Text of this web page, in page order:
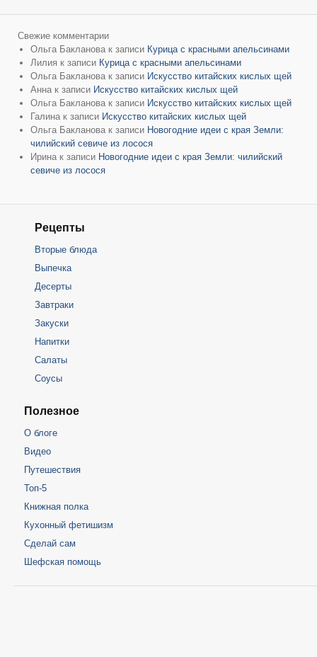
Свежие комментарии
Ольга Бакланова к записи Курица с красными апельсинами
Лилия к записи Курица с красными апельсинами
Ольга Бакланова к записи Искусство китайских кислых щей
Анна к записи Искусство китайских кислых щей
Ольга Бакланова к записи Искусство китайских кислых щей
Галина к записи Искусство китайских кислых щей
Ольга Бакланова к записи Новогодние идеи с края Земли:
чилийский севиче из лосося
Ирина к записи Новогодние идеи с края Земли: чилийский
севиче из лосося
Рецепты
Вторые блюда
Выпечка
Десерты
Завтраки
Закуски
Напитки
Салаты
Соусы
Полезное
О блоге
Видео
Путешествия
Топ-5
Книжная полка
Кухонный фетишизм
Сделай сам
Шефская помощь